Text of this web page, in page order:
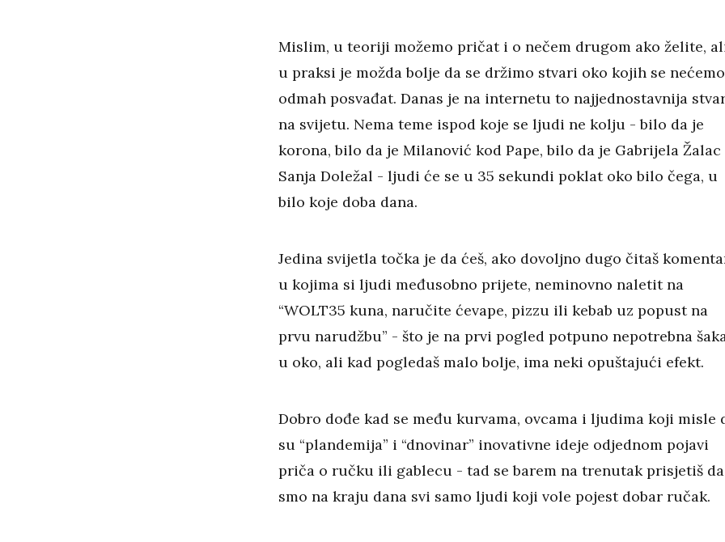
Mislim, u teoriji možemo pričat i o nečem drugom ako želite,
u praksi je možda bolje da se držimo stvari oko kojih se nećemo
odmah posvađat. Danas je na internetu to najjednostavnija
na svijetu. Nema teme ispod koje se ljudi ne kolju - bilo da je
korona, bilo da je Milanović kod Pape, bilo da je Gabrijela
Sanja Doležal - ljudi će se u 35 sekundi poklat oko bilo čega, u
bilo koje doba dana.
Jedina svijetla točka je da ćeš, ako dovoljno dugo čitaš
u kojima si ljudi međusobno prijete, neminovno naletit na
“WOLT35 kuna, naručite ćevape, pizzu ili kebab uz popust na
prvu narudžbu” - što je na prvi pogled potpuno nepotrebna
u oko, ali kad pogledaš malo bolje, ima neki opuštajući efekt.
Dobro dođe kad se među kurvama, ovcama i ljudima koji misle
su “plandemija” i “dnovinar” inovativne ideje odjednom pojavi
priča o ručku ili gablecu - tad se barem na trenutak prisjetiš da
smo na kraju dana svi samo ljudi koji vole pojest dobar ručak.